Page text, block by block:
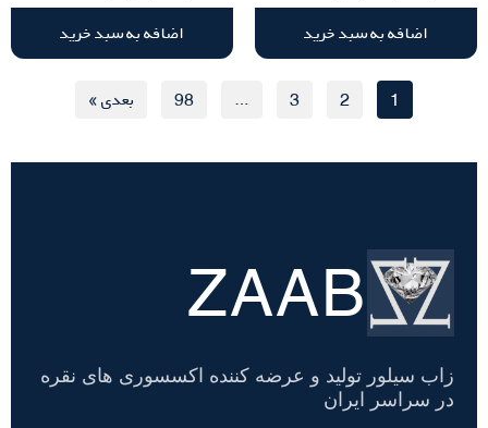
اضافه به سبد خرید
اضافه به سبد خرید
1
2
3
…
98 بعدی »
تسویه
حساب
ZAAB
زاب سیلور تولید و عرضه کننده اکسسوری های نقره
در سراسر ایران